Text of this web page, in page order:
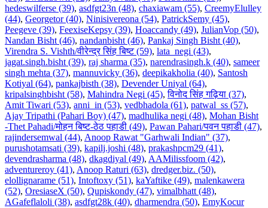
hedeswilferse (39), asdfgt23n (48), chaxiawam (55), CreemyElulley
(44), Georgetor (40), Ninisivereona (54), PatrickSemy (45),
Peegeve (39), FeexiseKepsy (39), Hoaccandy (49), JulianVop (50),
Nandan Bisht (46), nandanbisht (46), Pankaj Singh Bisht (40),
Virendra S. Vishth/वीरेन्द्र सिंह बिष्ट (59), lata_negi (43),
jagat.singh.bisht (39), raj sharma (35), narendrasingh.k (40), sameer
singh mehta (37), mannuvicky (36), deepikakholia (40), Santosh
Kotiyal (64), pankajbisth (38), Devender Uniyal (64),
kripalsinghbisht (58), Mahindra Negi (45),विनोद सिंह गढ़िया (37),
Amit Tiwari (53), anni_in (53), vedbhadola (61), patwal_ss (57),
Ajay Tripathi (Pahari Boy) (47), madhulika negi (48), Mohan Bisht
-Thet Pahadi/मोहन बिष्ट-ठेठ पहाडी (49), Pawan Pahari/पवन पहाडी (47),
rajindersemwal (44), Anoop Rawat "Garhwali Indian" (37),
purushotamsati (39), kapilj.joshi (48), prakashpcm29 (41),
devendrasharma (48), dkagdiyal (49), AAMilissfoom (42),
adventureroy (41), Anoop Raturi (63), dredger.biz. (50),
elollignarame (51), Intoftoxy (51), kaYaftike (49), malenkawera
(52), OresiaseX (50), Qupiskondy (47), vimalbhatt (48),
AGafeflaloli (38), asdfgt28k (40), dharmendra (50), EmyKocur